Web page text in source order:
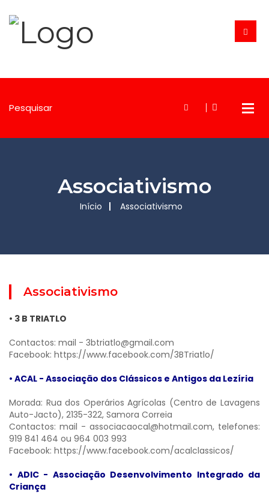
Associativismo
Início Associativismo
Associativismo
• 3 B TRIATLO
Contactos: mail - 3btriatlo@gmail.com
Facebook: https://www.facebook.com/3BTriatlo/
• ACAL - Associação dos Clássicos e Antigos da Lezíria
Morada: Rua dos Operários Agrícolas (Centro de Lavagens
Auto-Jacto), 2135-322, Samora Correia
Contactos: mail - associacaocal@hotmail.com, telefones:
919 841 464 ou 964 003 993
Facebook: https://www.facebook.com/acalclassicos/
• ADIC - Associação Desenvolvimento Integrado da
Criança